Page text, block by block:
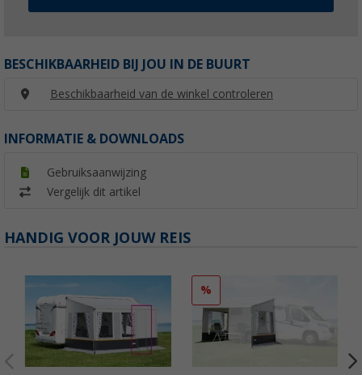
BESCHIKBAARHEID BIJ JOU IN DE BUURT
Beschikbaarheid van de winkel controleren
INFORMATIE & DOWNLOADS
Gebruiksaanwijzing
Vergelijk dit artikel
HANDIG VOOR JOUW REIS
%